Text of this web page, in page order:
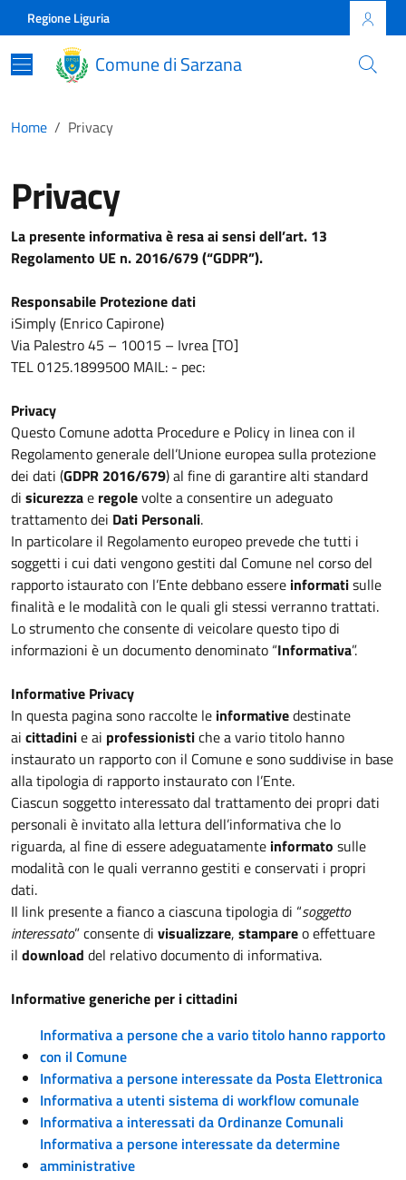
Skip to main content
Comune di Sarzana
Regione Liguria
Comune di Sarzana
Home Privacy
Privacy
La presente informativa è resa ai sensi dell’art. 13
Regolamento UE n. 2016/679 (“GDPR”).
Responsabile Protezione dati
iSimply (Enrico Capirone)
Via Palestro 45 – 10015 – Ivrea [TO]
TEL 0125.1899500 MAIL: - pec:
Privacy
Questo Comune adotta Procedure e Policy in linea con il
Regolamento generale dell’Unione europea sulla protezione
dei dati (GDPR 2016/679) al fine di garantire alti standard
di sicurezzae regolevolte a consentire un adeguato
trattamento dei Dati Personali.
In particolare il Regolamento europeo prevede che tutti i
soggetti i cui dati vengono gestiti dal Comune nel corso del
rapporto istaurato con l’Ente debbano essere informatisulle
finalità e le modalità con le quali gli stessi verranno trattati.
Lo strumento che consente di veicolare questo tipo di
informazioni è un documento denominato “Informativa”.
Informative Privacy
In questa pagina sono raccolte le informativedestinate
ai cittadinie ai professionistiche a vario titolo hanno
instaurato un rapporto con il Comune e sono suddivise in base
alla tipologia di rapporto instaurato con l’Ente.
Ciascun soggetto interessato dal trattamento dei propri dati
personali è invitato alla lettura dell’informativa che lo
riguarda, al fine di essere adeguatamente informato sulle
modalità con le quali verranno gestiti e conservati i propri
dati.
Il link presente a fianco a ciascuna tipologia di “soggetto
interessato” consente di visualizzare, stampareo effettuare
il download del relativo documento di informativa.
Informative generiche per i cittadini
Informativa a persone che a vario titolo hanno rapporto
con il Comune
Informativa a persone interessate da Posta Elettronica
Informativa a utenti sistema di workflow comunale
Informativa a interessati da Ordinanze Comunali
Informativa a persone interessate da determine
amministrative